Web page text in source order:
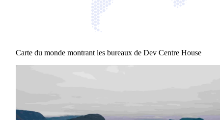
Carte du monde montrant les bureaux de Dev Centre House